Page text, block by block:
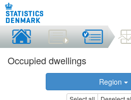
Occupied dwellings
Region